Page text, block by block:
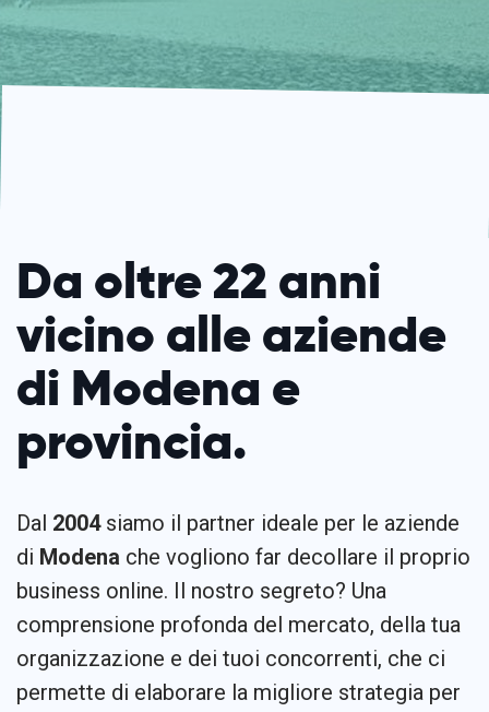
Da oltre 22 anni
vicino alle aziende
di Modena e
provincia.
Dal 2004siamo il partner ideale per le aziende
di Modena che vogliono far decollare il proprio
business online. Il nostro segreto? Una
comprensione profonda del mercato, della tua
organizzazione e dei tuoi concorrenti, che ci
permette di elaborare la migliore strategia per